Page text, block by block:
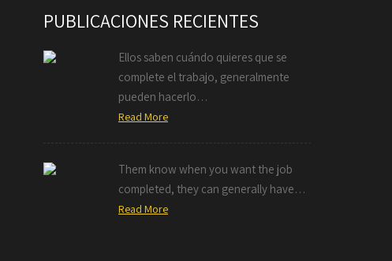
PUBLICACIONES RECIENTES
Ellos saben cuándo quieres que se
complete el trabajo, generalmente
pueden hacerlo…
Read More
Them know when you want the job
completed, they can generally have…
Read More